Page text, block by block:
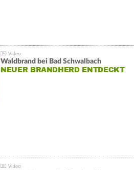
Waldbrand bei Bad Schwalbach
NEUER BRANDHERD ENTDECKT